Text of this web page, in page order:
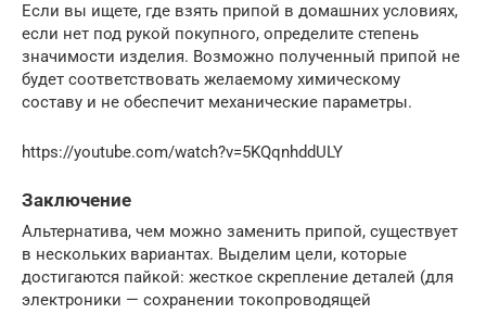
Если вы ищете, где взять припой в домашних условиях,
если нет под рукой покупного, определите степень
значимости изделия. Возможно полученный припой не
будет соответствовать желаемому химическому
составу и не обеспечит механические параметры.
https://youtube.com/watch?v=5KQqnhddULY
Заключение
Альтернатива, чем можно заменить припой, существует
в нескольких вариантах. Выделим цели, которые
достигаются пайкой: жесткое скрепление деталей (для
электроники — сохранении токопроводящей